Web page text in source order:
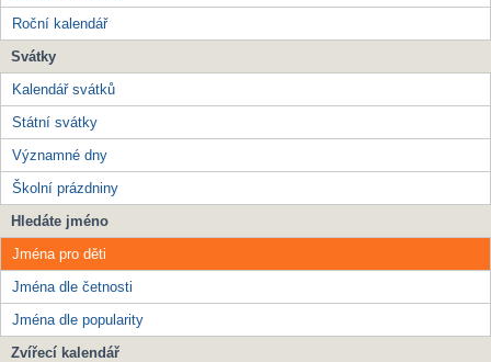
Roční kalendář
Svátky
Kalendář svátků
Státní svátky
Významné dny
Školní prázdniny
Hledáte jméno
Jména pro děti
Jména dle četnosti
Jména dle popularity
Zvířecí kalendář